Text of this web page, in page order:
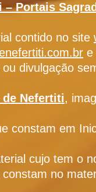
– Portais
contido no site
e
divulgação
de Nefertiti,
constam em
cujo tem o
no